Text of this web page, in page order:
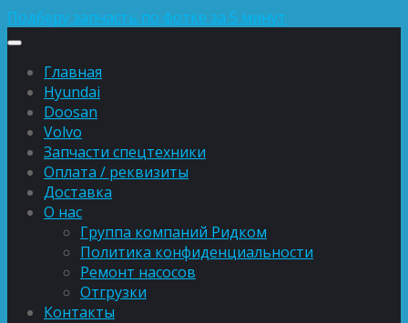
Подберу запчасть по фотке за 5 минут
Главная
Hyundai
Doosan
Volvo
Запчасти спецтехники
Оплата / реквизиты
Доставка
О нас
Группа компаний Ридком
Политика конфиденциальности
Ремонт насосов
Отгрузки
Контакты